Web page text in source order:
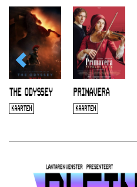
THE ODYSSEY
KAARTEN
PRIMAVERA
KAARTEN